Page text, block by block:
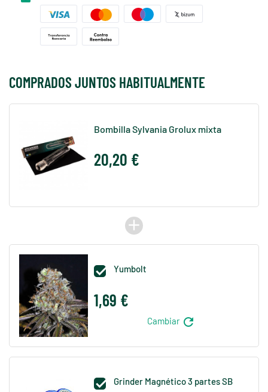
COMPRADOS JUNTOS HABITUALMENTE
Bombilla Sylvania Grolux mixta
20,20 €
add
 Yumbolt
1,69 €
Cambiar refresh
 Grinder Magnético 3 partes SB